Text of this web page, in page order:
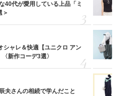
40代が愛用している上品「ミ
＞
シャレ＆快適【ユニクロ アン
新作コーデ3選〉
夫さんの相続で学んだこと